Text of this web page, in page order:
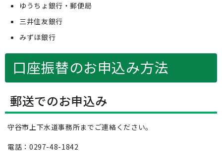
ゆうちょ銀行・郵便局
三井住友銀行
みずほ銀行
口座振替のお申込み方法
郵送でのお申込み
守谷市上下水道事務所までご連絡ください。
電話：0297-48-1842